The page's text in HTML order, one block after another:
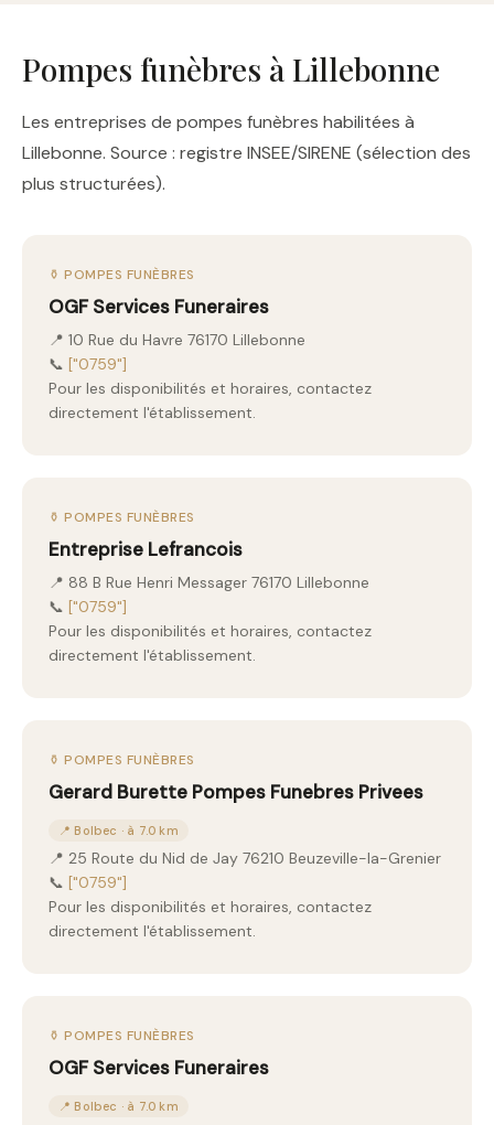
Pompes funèbres à Lillebonne
Les entreprises de pompes funèbres habilitées à
Lillebonne. Source : registre INSEE/SIRENE (sélection des
plus structurées).
⚱️ POMPES FUNÈBRES
OGF Services Funeraires
📍 10 Rue du Havre 76170 Lillebonne
📞 ["0759"]
Pour les disponibilités et horaires, contactez
directement l'établissement.
⚱️ POMPES FUNÈBRES
Entreprise Lefrancois
📍 88 B Rue Henri Messager 76170 Lillebonne
📞 ["0759"]
Pour les disponibilités et horaires, contactez
directement l'établissement.
⚱️ POMPES FUNÈBRES
Gerard Burette Pompes Funebres Privees
📍 Bolbec · à 7.0 km
📍 25 Route du Nid de Jay 76210 Beuzeville-la-Grenier
📞 ["0759"]
Pour les disponibilités et horaires, contactez
directement l'établissement.
⚱️ POMPES FUNÈBRES
OGF Services Funeraires
📍 Bolbec · à 7.0 km